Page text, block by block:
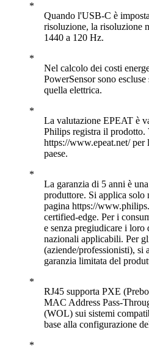
Quando l'USB-C è
risoluzione, la risoluzione
1440 a 120 Hz.
Nel calcolo dei costi
PowerSensor sono
quella elettrica.
La valutazione EPEAT è
Philips registra il prodotto.
https://www.epeat.net/ per
paese.
La garanzia di 5 anni è
produttore. Si applica solo
pagina https://
certified-edge. Per i
e senza pregiudicare i
nazionali applicabili. Per
(aziende/professionisti), si
garanzia limitata del
RJ45 supporta PXE
MAC Address Pass-
(WOL) sui sistemi
base alla configurazione